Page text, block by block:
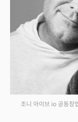
조니 아이브 io 공동창